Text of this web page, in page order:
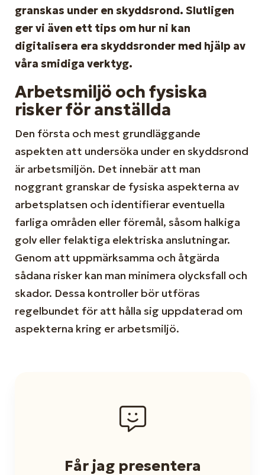
granskas under en skyddsrond. Slutligen
ger vi även ett tips om hur ni kan
digitalisera era skyddsronder med hjälp av
våra smidiga verktyg.
Arbetsmiljö och fysiska
risker för anställda
Den första och mest grundläggande
aspekten att undersöka under en skyddsrond
är arbetsmiljön. Det innebär att man
noggrant granskar de fysiska aspekterna av
arbetsplatsen och identifierar eventuella
farliga områden eller föremål, såsom halkiga
golv eller felaktiga elektriska anslutningar.
Genom att uppmärksamma och åtgärda
sådana risker kan man minimera olycksfall och
skador. Dessa kontroller bör utföras
regelbundet för att hålla sig uppdaterad om
aspekterna kring er arbetsmiljö.
Får jag presentera